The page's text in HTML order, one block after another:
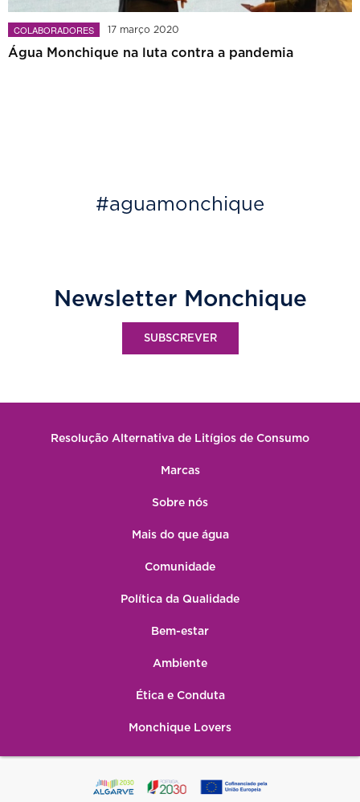
COLABORADORES 17 março 2020
Água Monchique na luta contra a pandemia
#aguamonchique
Newsletter Monchique
SUBSCREVER
Resolução Alternativa de Litígios de Consumo
Marcas
Sobre nós
Mais do que água
Comunidade
Política da Qualidade
Bem-estar
Ambiente
Ética e Conduta
Monchique Lovers